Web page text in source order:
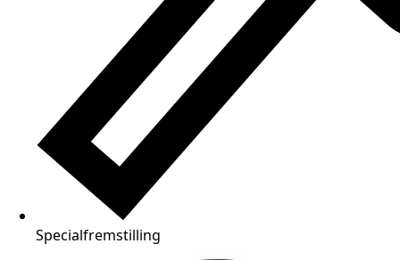
Specialfremstilling